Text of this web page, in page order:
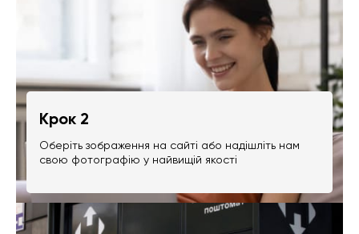
Крок 2
Оберіть зображення на сайті або надішліть нам
свою фотографію у найвищій якості